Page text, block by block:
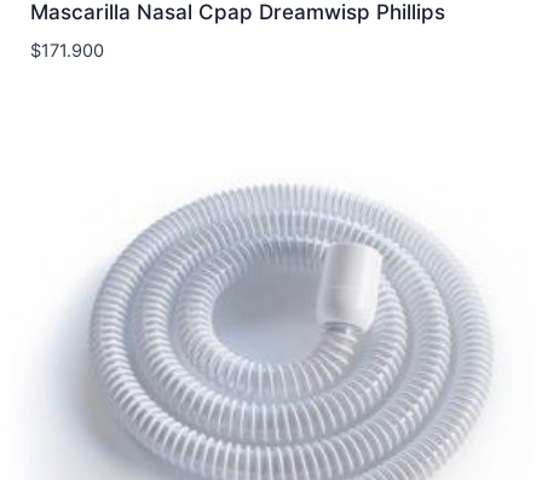
Mascarilla Nasal Cpap Dreamwisp Phillips
$171.900